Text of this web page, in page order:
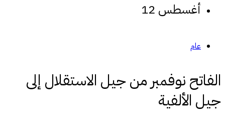
أغسطس 12
عام
الفاتح نوفمبر من جيل الاستقلال إلى
جيل الألفية